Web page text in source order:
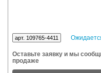
арт. 109765-4411
Оставьте заявку и мы
продаже